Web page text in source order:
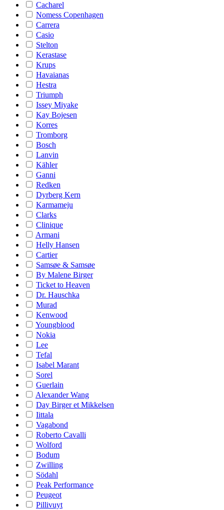
Cacharel
Nomess Copenhagen
Carrera
Casio
Stelton
Kerastase
Krups
Havaianas
Hestra
Triumph
Issey Miyake
Kay Bojesen
Korres
Tromborg
Bosch
Lanvin
Kähler
Ganni
Redken
Dyrberg Kern
Karmameju
Clarks
Clinique
Armani
Helly Hansen
Cartier
Samsøe & Samsøe
By Malene Birger
Ticket to Heaven
Dr. Hauschka
Murad
Kenwood
Youngblood
Nokia
Lee
Tefal
Isabel Marant
Sorel
Guerlain
Alexander Wang
Day Birger et Mikkelsen
Iittala
Vagabond
Roberto Cavalli
Wolford
Bodum
Zwilling
Södahl
Peak Performance
Peugeot
Pillivuyt